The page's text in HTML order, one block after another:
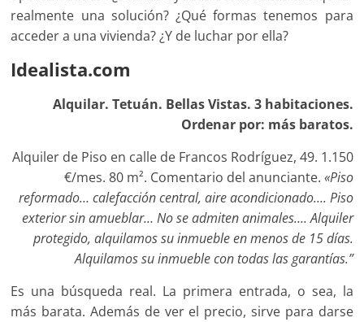
realmente una solución? ¿Qué formas tenemos para
acceder a una vivienda? ¿Y de luchar por ella?
Idealista.com
Alquilar. Tetuán. Bellas Vistas. 3 habitaciones.
Ordenar por: más baratos.
Alquiler de Piso en calle de Francos Rodríguez, 49. 1.150
€/mes. 80 m². Comentario del anunciante. «Piso
reformado… calefacción central, aire acondicionado…. Piso
exterior sin amueblar… No se admiten animales…. Alquiler
protegido, alquilamos su inmueble en menos de 15 días.
Alquilamos su inmueble con todas las garantías.”
Es una búsqueda real. La primera entrada, o sea, la
más barata. Además de ver el precio, sirve para darse